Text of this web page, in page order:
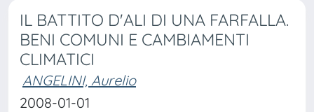
IL BATTITO D'ALI DI UNA FARFALLA.
BENI COMUNI E CAMBIAMENTI
CLIMATICI
ANGELINI, Aurelio
2008-01-01